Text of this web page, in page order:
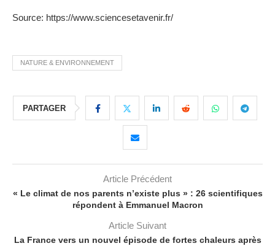
Source: https://www.sciencesetavenir.fr/
NATURE & ENVIRONNEMENT
PARTAGER
Article Précédent
« Le climat de nos parents n’existe plus » : 26 scientifiques
répondent à Emmanuel Macron
Article Suivant
La France vers un nouvel épisode de fortes chaleurs après